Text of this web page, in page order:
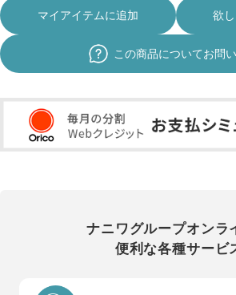
マイアイテムに追加 欲
この商品についてお問
ナニワグループオンラ
便利な各種サービ